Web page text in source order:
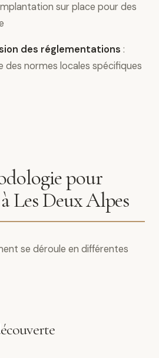
sur place pour des
des réglementations :
des normes locales spécifiques
pour
Les Deux Alpes
se déroule en différentes